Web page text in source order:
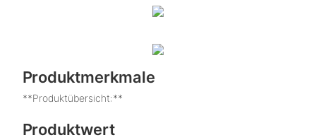
Produktmerkmale
**Produktübersicht:**
Produktwert